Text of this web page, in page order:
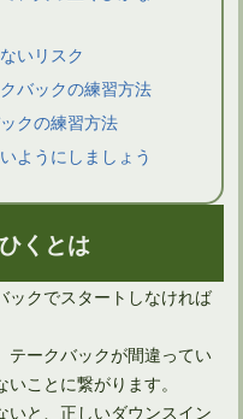
ぶようなら問題あり？
フェースとは限らない
いリスク
バックの練習方法
クの練習方法
ようにしましょう
くとは
ックでスタートしなければ
テークバックが間違ってい
ことに繋がります。
いと、正しいダウンスイン